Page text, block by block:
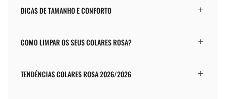
DICAS DE TAMANHO E CONFORTO
COMO LIMPAR OS SEUS COLARES ROSA?
TENDÊNCIAS COLARES ROSA 2026/2026